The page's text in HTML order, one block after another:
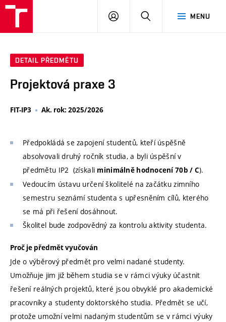
MENU
PŘIHLÁSIT
DETAIL PŘEDMĚTU
Projektová praxe 3
FIT-IP3 Ak. rok: 2025/2026
Předpokládá se zapojení studentů, kteří úspěšně
absolvovali druhý ročník studia, a byli úspěšní v
předmětu IP2 (získali minimálně hodnocení 70b / C).
Vedoucím ústavu určení školitelé na začátku zimního
semestru seznámí studenta s upřesněním cílů, kterého
se má při řešení dosáhnout.
Školitel bude zodpovědný za kontrolu aktivity studenta.
Proč je předmět vyučován
Jde o výběrový předmět pro velmi nadané studenty.
Umožňuje jim již během studia se v rámci výuky účastnit
řešení reálných projektů, které jsou obvyklé pro akademické
pracovníky a studenty doktorského studia. Předmět se učí,
protože umožní velmi nadaným studentům se v rámci výuky